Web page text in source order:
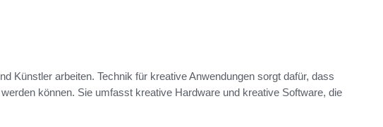
Künstler arbeiten. Technik für kreative Anwendungen sorgt dafür, dass
können. Sie umfasst kreative Hardware und kreative Software, die